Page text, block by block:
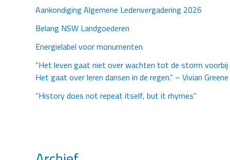
Aankondiging Algemene Ledenvergadering 2026
Belang NSW Landgoederen
Energielabel voor monumenten
“Het leven gaat niet over wachten tot de storm voorbij
Het gaat over leren dansen in de regen.” – Vivian Greene
“History does not repeat itself, but it rhymes”